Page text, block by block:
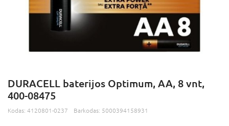
DURACELL baterijos Optimum, AA, 8 vnt,
400-08475
Kodas: 4120801-0237 Barkodas: 5000394158931